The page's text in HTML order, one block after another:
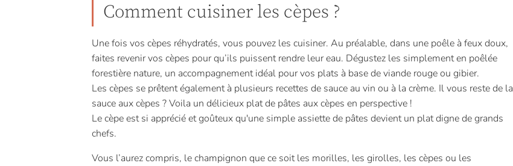
Comment cuisiner les cèpes ?
Une fois vos cèpes réhydratés, vous pouvez les cuisiner. Au préalable, dans une poêle à feux doux,
faites revenir vos cèpes pour qu’ils puissent rendre leur eau. Dégustez les simplement en poêlée
forestière nature, un accompagnement idéal pour vos plats à base de viande rouge ou gibier.
Les cèpes se prêtent également à plusieurs recettes de sauce au vin ou à la crème. Il vous reste de la
sauce aux cèpes ? Voila un délicieux plat de pâtes aux cèpes en perspective !
Le cèpe est si apprécié et goûteux qu'une simple assiette de pâtes devient un plat digne de grands
chefs.
Vous l’aurez compris, le champignon que ce soit les morilles, les girolles, les cèpes ou les